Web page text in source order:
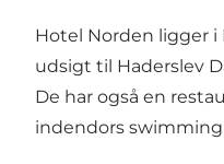
Hotel Norden ligger
udsigt til Haderslev
De har også en
indendors